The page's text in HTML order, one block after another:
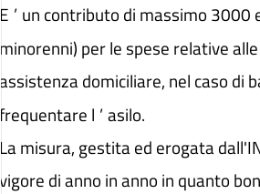
E ’ un contributo di massimo 3000
minorenni) per le spese relative
assistenza domiciliare, nel caso di
frequentare l ’asilo.
La misura, gestita ed erogata
vigore di anno in anno in quanto